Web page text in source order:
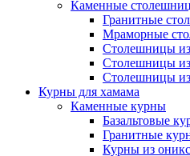
Каменные
Гранитные
Мраморные
Столешницы из
Столешницы
Столешницы из
Курны для хамама
Каменные курны
Базальтовые
Гранитные
Курны из